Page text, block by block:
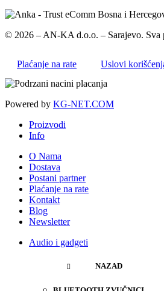
© 2026 – AN-KA d.o.o. – Sarajevo. Sva
Plaćanje na rate Uslovi
Powered by KG-NET.COM
Proizvodi
Info
O Nama
Dostava
Postani partner
Plaćanje na rate
Kontakt
Blog
Newsletter
Audio i gadgeti
NAZAD